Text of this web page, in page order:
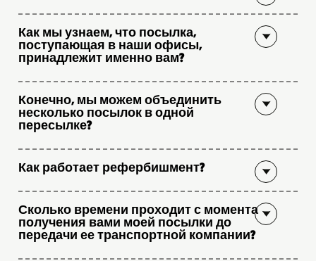
Как мы узнаем, что посылка,
поступающая в наши офисы,
принадлежит именно вам?
Конечно, мы можем объединить
несколько посылок в одной
пересылке?
Как работает рефербишмент?
Сколько времени проходит с момента
получения вами моей посылки до
передачи ее транспортной компании?